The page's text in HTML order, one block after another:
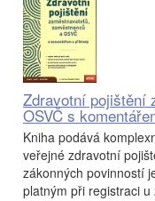
Zdravotní pojištění
OSVČ s
Kniha podává
veřejné zdravotní
zákonných povinností
platným při registraci u